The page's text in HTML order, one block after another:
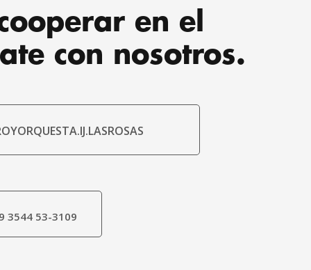
en el
con nosotros.
3544 53-3109